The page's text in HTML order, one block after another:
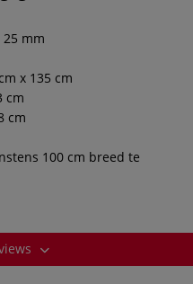
mm
x 135 cm
cm
cm
100 cm breed te